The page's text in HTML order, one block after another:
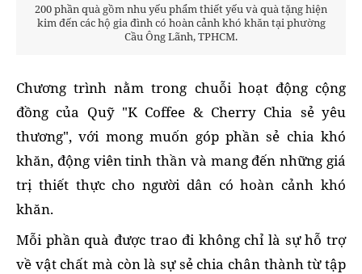
200 phần quà gồm nhu yếu phẩm thiết yếu và quà tặng hiện
kim đến các hộ gia đình có hoàn cảnh khó khăn tại phường
Cầu Ông Lãnh, TPHCM.
Chương trình nằm trong chuỗi hoạt động cộng
đồng của Quỹ "K Coffee & Cherry Chia sẻ yêu
thương", với mong muốn góp phần sẻ chia khó
khăn, động viên tinh thần và mang đến những giá
trị thiết thực cho người dân có hoàn cảnh khó
khăn.
Mỗi phần quà được trao đi không chỉ là sự hỗ trợ
về vật chất mà còn là sự sẻ chia chân thành từ tập